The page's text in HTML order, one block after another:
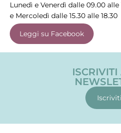
Lunedì e Venerdì dalle 09.00 alle
e Mercoledì dalle 15.30 alle 18.30
Leggi su Facebook
Iscriviti